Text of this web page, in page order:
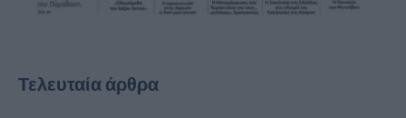
Τελευταία άρθρα